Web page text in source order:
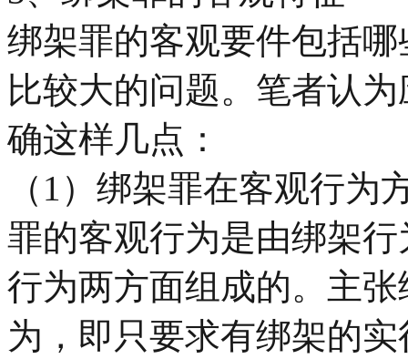
绑架罪的客观要件包括
比较大的问题。笔者认为
确这样几点：
（1）绑架罪在客观行
罪的客观行为是由绑架
行为两方面组成的。主
为，即只要求有绑架的